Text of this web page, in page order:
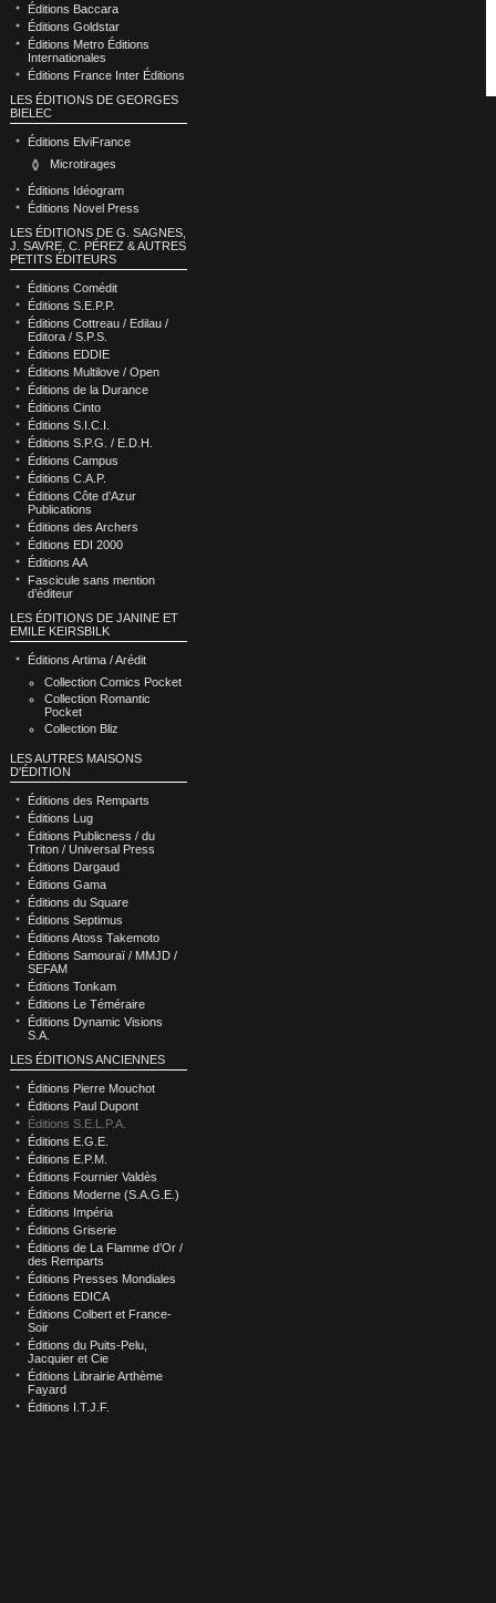
Éditions Baccara
Éditions Goldstar
Éditions Metro Éditions
Internationales
Éditions France Inter Éditions
LES ÉDITIONS DE GEORGES
BIELEC
Éditions ElviFrance
Microtirages
Éditions Idéogram
Éditions Novel Press
LES ÉDITIONS DE G. SAGNES,
J. SAVRE, C. PÉREZ & AUTRES
PETITS ÉDITEURS
Éditions Comédit
Éditions S.E.P.P.
Éditions Cottreau / Edilau /
Editora / S.P.S.
Éditions EDDIE
Éditions Multilove / Open
Éditions de la Durance
Éditions Cinto
Éditions S.I.C.I.
Éditions S.P.G. / E.D.H.
Éditions Campus
Éditions C.A.P.
Éditions Côte d’Azur
Publications
Éditions des Archers
Éditions EDI 2000
Éditions AA
Fascicule sans mention
d’éditeur
LES ÉDITIONS DE JANINE ET
EMILE KEIRSBILK
Éditions Artima / Arédit
Collection Comics Pocket
Collection Romantic
Pocket
Collection Bliz
LES AUTRES MAISONS
D'ÉDITION
Éditions des Remparts
Éditions Lug
Éditions Publicness / du
Triton / Universal Press
Éditions Dargaud
Éditions Gama
Éditions du Square
Éditions Septimus
Éditions Atoss Takemoto
Éditions Samouraï / MMJD /
SEFAM
Éditions Tonkam
Éditions Le Téméraire
Éditions Dynamic Visions
S.A.
LES ÉDITIONS ANCIENNES
Éditions Pierre Mouchot
Éditions Paul Dupont
Éditions S.E.L.P.A.
Éditions E.G.E.
Éditions E.P.M.
Éditions Fournier Valdès
Éditions Moderne (S.A.G.E.)
Éditions Impéria
Éditions Griserie
Éditions de La Flamme d’Or /
des Remparts
Éditions Presses Mondiales
Éditions EDICA
Éditions Colbert et France-
Soir
Éditions du Puits-Pelu,
Jacquier et Cie
Éditions Librairie Arthème
Fayard
Éditions I.T.J.F.